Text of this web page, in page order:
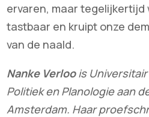
ervaren, maar
tastbaar en kruipt onze
van de naald.
Nanke Verloois
Politiek en Planologie aan
Amsterdam. Haar